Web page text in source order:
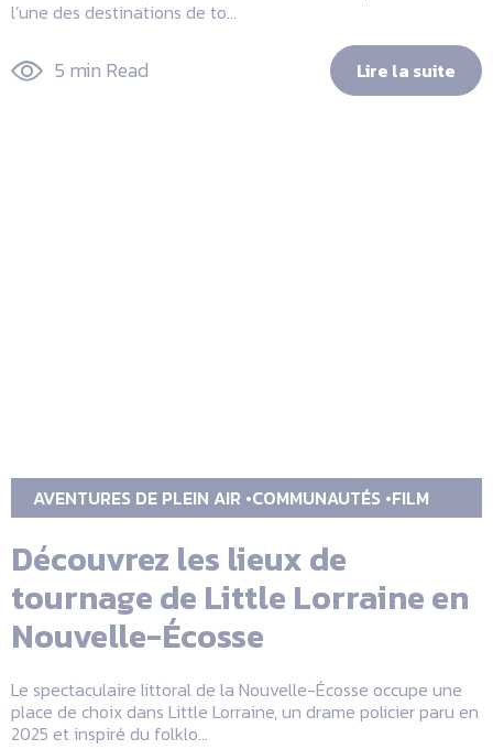
l’une des destinations de to...
5 min Read Lire la suite
AVENTURES DE PLEIN AIR COMMUNAUTÉS FILM
Découvrez les lieux de
tournage de Little Lorraine en
Nouvelle-Écosse
Le spectaculaire littoral de la Nouvelle-Écosse occupe une
place de choix dans Little Lorraine, un drame policier paru en
2025 et inspiré du folklo...